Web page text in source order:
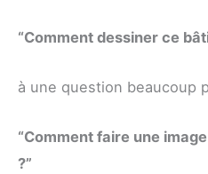
“Comment dessiner ce
à une question beaucoup
“Comment faire une
?”